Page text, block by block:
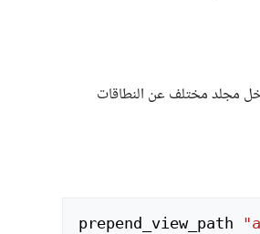
مجلد مختلف عن النطاقات
prepend_view_path